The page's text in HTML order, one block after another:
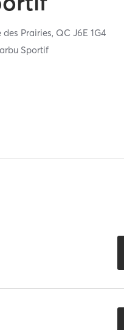
Prairies, QCJ6E 1G4
Sportif